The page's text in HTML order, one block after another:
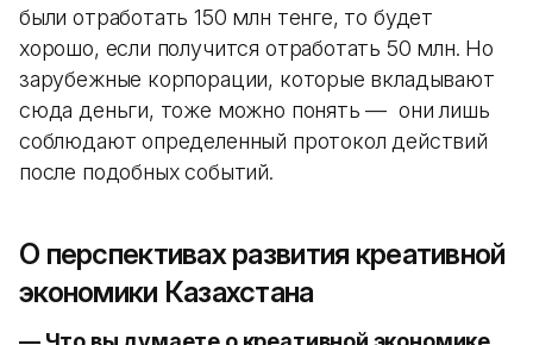
были отработать 150 млн тенге, то будет
хорошо, если получится отработать 50 млн. Но
зарубежные корпорации, которые вкладывают
сюда деньги, тоже можно понять — они лишь
соблюдают определенный протокол действий
после подобных событий.
О перспективах развития креативной
экономики Казахстана